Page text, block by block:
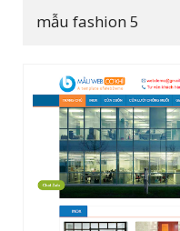
mẫu fashion 5